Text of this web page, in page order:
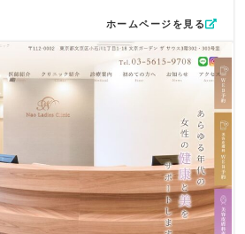
のあるメッセージ性のバランスを丁
市」「駿河区」「産婦人科」「婦人
ードを自然に盛り込み、地域の女性
ニックを探す際に見つけやすい構成
のサポート体制や出産前後のケア
報に盛り込み、検索ニーズに応える
メンズクリニック様が目指す“すべ
る産婦人科”という姿勢を、デザイ
てで表現したホームページとなって
した。婦人科・女性ヘルスケア・不
ニーズに対応するクリニックとし
る場所”であることを第一に構成し
石調の落ち着いた内観や柔らかい光
心に、ロゴカラーにも使われている
調としたシックでモダンな世界観を
抱えるデリケートなお悩みでも安心
られるよう、余白を活かした明るい
。
人科診療、女性ヘルスケア、避妊相
ホームページを見る